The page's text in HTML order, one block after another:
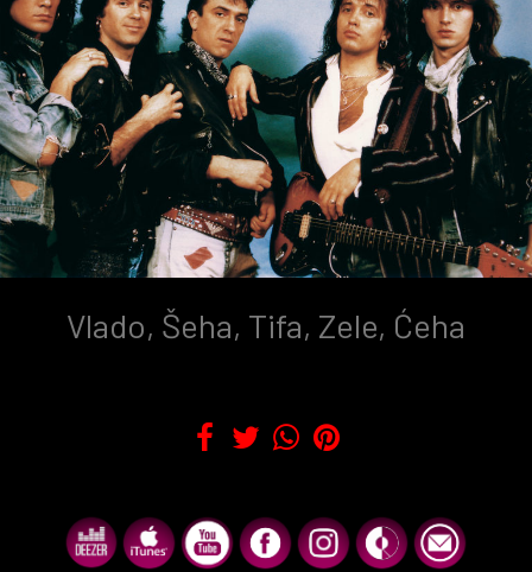
Vlado, Šeha, Tifa, Zele, Ćeha